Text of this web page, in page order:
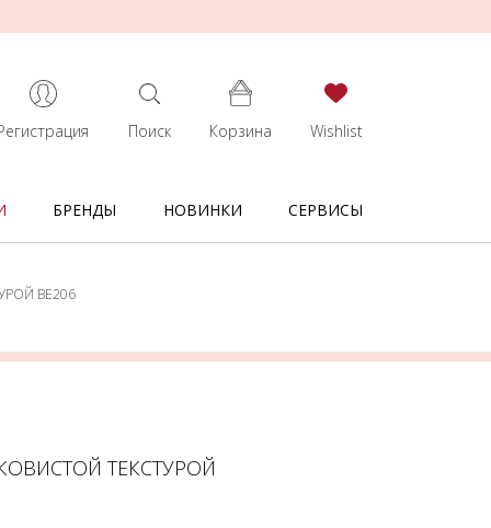
Поиск Корзина Wishlist
БРЕНДЫ НОВИНКИ СЕРВИСЫ
BE206
ТЕКСТУРОЙ